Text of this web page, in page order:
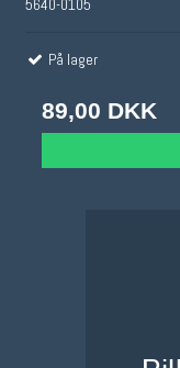
5640-0105
På lager
89,00 DKK